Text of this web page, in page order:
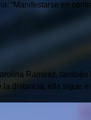
“Manifestarse en
Ramirez,
distancia, ella sigue